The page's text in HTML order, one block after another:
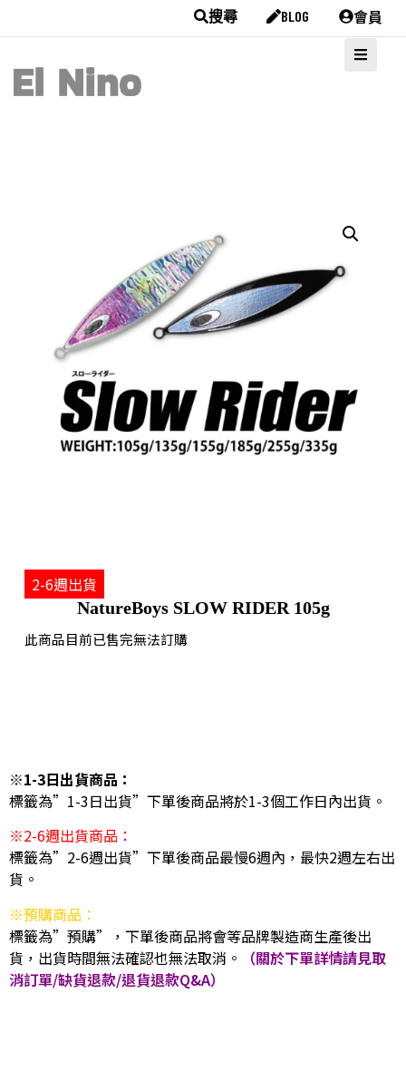
搜尋 BLOG 會員
2-6週出貨
NatureBoys SLOW RIDER 105g
此商品目前已售完無法訂購
※1-3日出貨商品：
標籤為”1-3日出貨”下單後商品將於1-3個工作日內出貨。
※2-6週出貨商品：
標籤為”2-6週出貨”下單後商品最慢6週內，最快2週左右出
貨。
※預購商品：
標籤為”預購”，下單後商品將會等品牌製造商生產後出
貨，出貨時間無法確認也無法取消。
（關於下單詳情請見取
消訂單/缺貨退款/退貨退款Q&A）